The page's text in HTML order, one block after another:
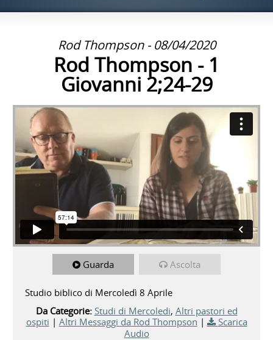
Rod Thompson - 08/04/2020
Rod Thompson - 1
Giovanni 2;24-29
Guarda Ascolta
Studio biblico di Mercoledì 8 Aprile
Da Categorie: Studi di Mercoledi, Altri pastori ed
ospiti | Altri Messaggi da Rod Thompson |
Scarica
Audio